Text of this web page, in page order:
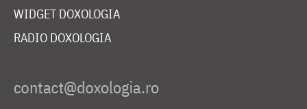
WIDGET DOXOLOGIA
RADIO DOXOLOGIA